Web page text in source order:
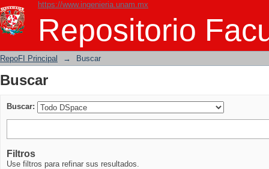
https://www.ingenieria.unam.mx
Repositorio
Buscar
RepoFI Principal → Buscar
Buscar
Buscar:
Filtros
Use filtros para refinar sus resultados.